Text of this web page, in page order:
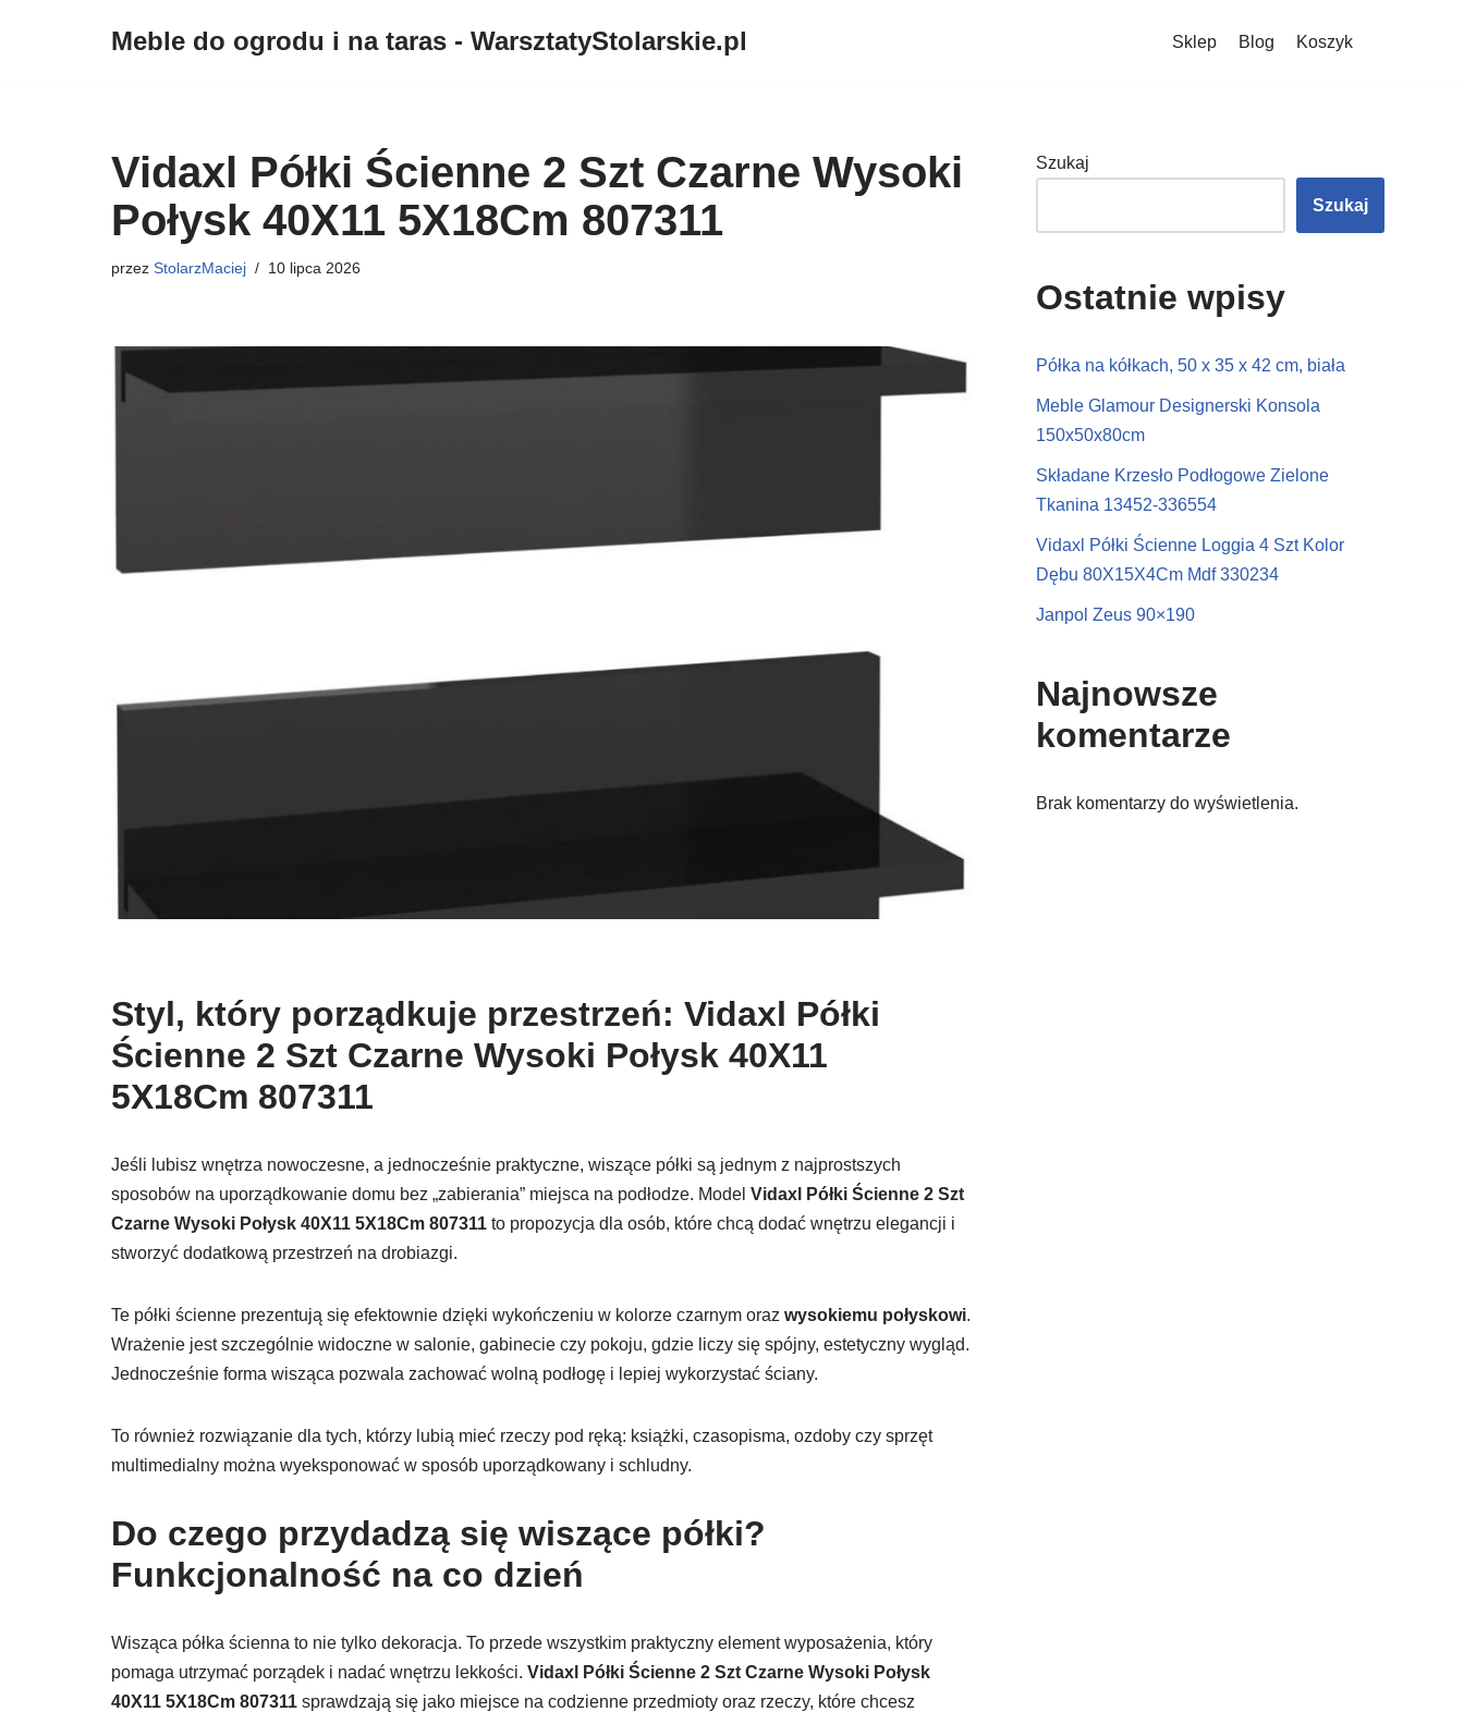
Meble do ogrodu i na taras - WarsztatyStolarskie.pl Sklep Blog Koszyk
Vidaxl Półki Ścienne 2 Szt Czarne Wysoki
Połysk 40X11 5X18Cm 807311
przez StolarzMaciej 10 lipca 2026
Styl, który porządkuje przestrzeń: Vidaxl Półki
Ścienne 2 Szt Czarne Wysoki Połysk 40X11
5X18Cm 807311
Jeśli lubisz wnętrza nowoczesne, a jednocześnie praktyczne, wiszące półki są jednym z najprostszych
sposobów na uporządkowanie domu bez „zabierania” miejsca na podłodze. Model Vidaxl Półki Ścienne 2 Szt
Czarne Wysoki Połysk 40X11 5X18Cm 807311 to propozycja dla osób, które chcą dodać wnętrzu elegancji i
stworzyć dodatkową przestrzeń na drobiazgi.
Te półki ścienne prezentują się efektownie dzięki wykończeniu w kolorze czarnym oraz wysokiemu połyskowi.
Wrażenie jest szczególnie widoczne w salonie, gabinecie czy pokoju, gdzie liczy się spójny, estetyczny wygląd.
Jednocześnie forma wisząca pozwala zachować wolną podłogę i lepiej wykorzystać ściany.
To również rozwiązanie dla tych, którzy lubią mieć rzeczy pod ręką: książki, czasopisma, ozdoby czy sprzęt
multimedialny można wyeksponować w sposób uporządkowany i schludny.
Do czego przydadzą się wiszące półki?
Funkcjonalność na co dzień
Wisząca półka ścienna to nie tylko dekoracja. To przede wszystkim praktyczny element wyposażenia, który
pomaga utrzymać porządek i nadać wnętrzu lekkości. Vidaxl Półki Ścienne 2 Szt Czarne Wysoki Połysk
40X11 5X18Cm 807311 sprawdzają się jako miejsce na codzienne przedmioty oraz rzeczy, które chcesz
Szukaj
Szukaj
Ostatnie wpisy
Półka na kółkach, 50 x 35 x 42 cm, biała
Meble Glamour Designerski Konsola
150x50x80cm
Składane Krzesło Podłogowe Zielone
Tkanina 13452-336554
Vidaxl Półki Ścienne Loggia 4 Szt Kolor
Dębu 80X15X4Cm Mdf 330234
Janpol Zeus 90×190
Najnowsze
komentarze
Brak komentarzy do wyświetlenia.